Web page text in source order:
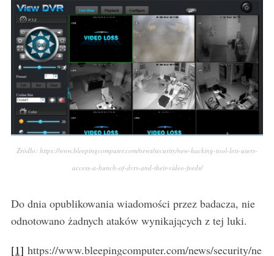
Źródło: https://www.bleepingcomputer.com/news/security/new-hacking-tool-lets-users-
access-a-bunch-of-dvrs-and-their-video-feeds/
Do dnia opublikowania wiadomości przez badacza, nie
odnotowano żadnych ataków wynikających z tej luki.
[1] https://www.bleepingcomputer.com/news/security/ne
S
e
a
r
c
h
o
r
: